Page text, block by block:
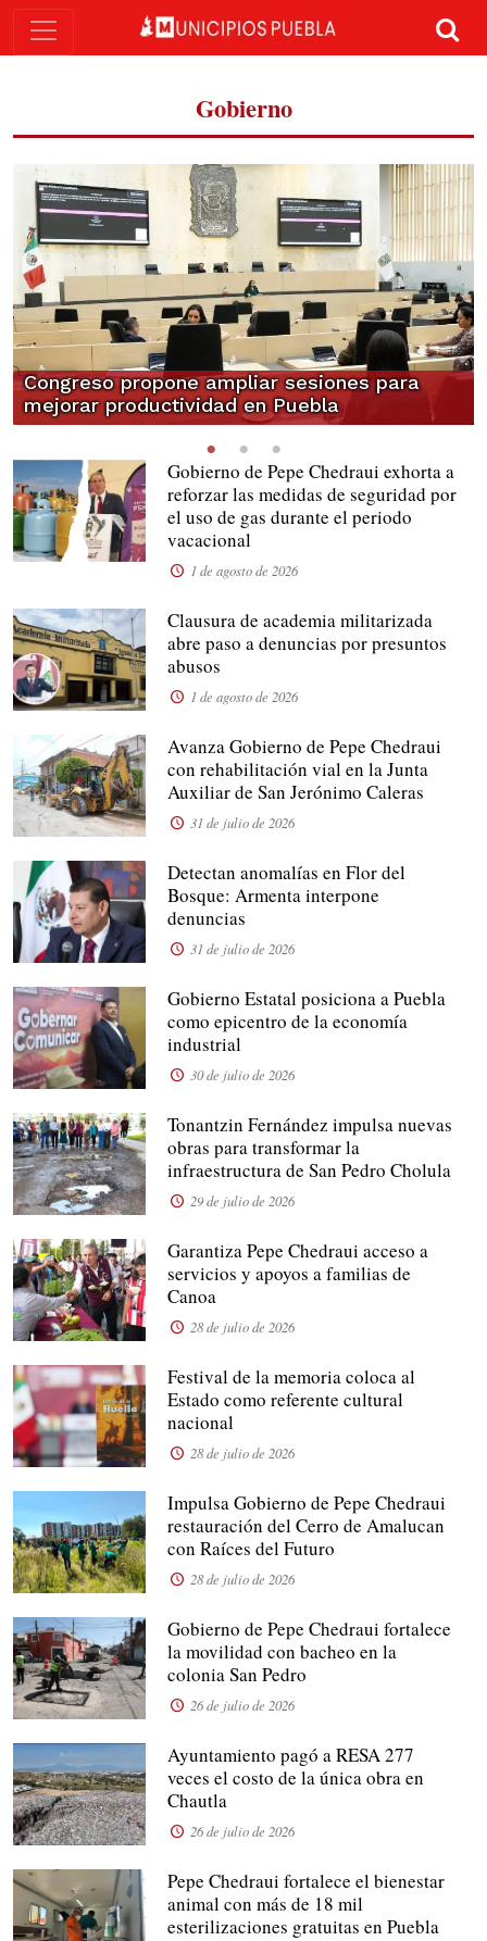
Gobierno
Congreso propone ampliar sesiones para
mejorar productividad en Puebla
Gobierno de Pepe Chedraui exhorta a
reforzar las medidas de seguridad por
el uso de gas durante el periodo
vacacional
1 de agosto de 2026
Clausura de academia militarizada
abre paso a denuncias por presuntos
abusos
1 de agosto de 2026
Avanza Gobierno de Pepe Chedraui
con rehabilitación vial en la Junta
Auxiliar de San Jerónimo Caleras
31 de julio de 2026
Detectan anomalías en Flor del
Bosque: Armenta interpone
denuncias
31 de julio de 2026
Gobierno Estatal posiciona a Puebla
como epicentro de la economía
industrial
30 de julio de 2026
Tonantzin Fernández impulsa nuevas
obras para transformar la
infraestructura de San Pedro Cholula
29 de julio de 2026
Garantiza Pepe Chedraui acceso a
servicios y apoyos a familias de
Canoa
28 de julio de 2026
Festival de la memoria coloca al
Estado como referente cultural
nacional
28 de julio de 2026
Impulsa Gobierno de Pepe Chedraui
restauración del Cerro de Amalucan
con Raíces del Futuro
28 de julio de 2026
Gobierno de Pepe Chedraui fortalece
la movilidad con bacheo en la
colonia San Pedro
26 de julio de 2026
Ayuntamiento pagó a RESA 277
veces el costo de la única obra en
Chautla
26 de julio de 2026
Pepe Chedraui fortalece el bienestar
animal con más de 18 mil
esterilizaciones gratuitas en Puebla